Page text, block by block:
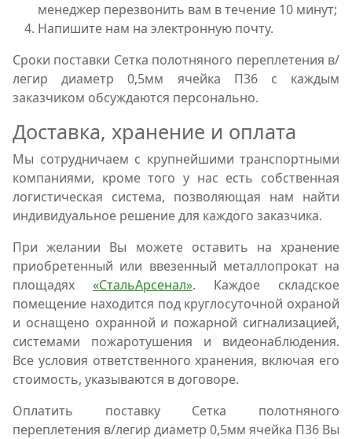
менеджер перезвонить вам в течение 10 минут;
Напишите нам на электронную почту.
Сроки поставки Сетка полотняного переплетения в/
легир диаметр 0,5мм ячейка П36 с каждым
заказчиком обсуждаются персонально.
Доставка, хранение и оплата
Мы сотрудничаем с крупнейшими транспортными
компаниями, кроме того у нас есть собственная
логистическая система, позволяющая нам найти
индивидуальное решение для каждого заказчика.
При желании Вы можете оставить на хранение
приобретенный или ввезенный металлопрокат на
площадях «СтальАрсенал». Каждое складское
помещение находится под круглосуточной охраной
и оснащено охранной и пожарной сигнализацией,
системами пожаротушения и видеонаблюдения.
Все условия ответственного хранения, включая его
стоимость, указываются в договоре.
Оплатить поставку Сетка полотняного
переплетения в/легир диаметр 0,5мм ячейка П36 Вы